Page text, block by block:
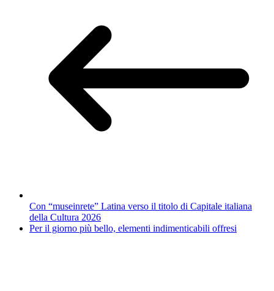
Con “museinrete” Latina verso il titolo di Capitale italiana
della Cultura 2026
Per il giorno più bello, elementi indimenticabili offresi